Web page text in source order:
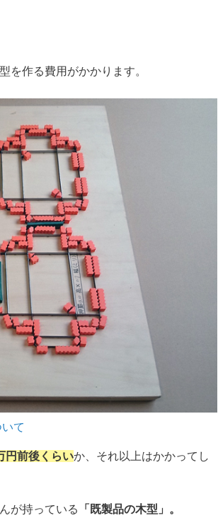
を作る費用がかかります。
て
円前後くらいか、それ以上はかかってし
が持っている 「既製品の木型」。